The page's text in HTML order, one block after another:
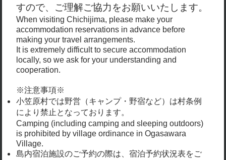
SNS
TOUR
すので、ご理解ご協力をお願いいたします。
When visiting Chichijima, please make your
accommodation reservations in advance before
making your travel arrangements.
It is extremely difficult to secure accommodation
locally, so we ask for your understanding and
cooperation.
※注意事項※
小笠原村では野営（キャンプ・野宿など）は村条例
により禁止となっております。
Camping (including camping and sleeping outdoors)
is prohibited by village ordinance in Ogasawara
Village.
島内宿泊施設のご予約の際は、宿泊予約状況表をご